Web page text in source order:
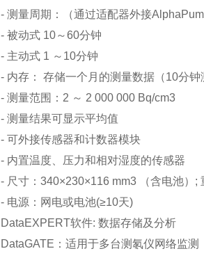
- 测量周期：（通过适配器外接
- 被动式 10～60分钟
- 主动式 1 ～10分钟
- 内存： 存储一个月的测量数据（10分钟
- 测量范围：2 ～ 2 000 000 Bq/cm3
- 测量结果可显示平均值
- 可外接传感器和计数器模块
- 内置温度、压力和相对湿度的传感器
- 尺寸：340×230×116 mm3 （含电池）;
- 电源：网电或电池(≥10天)
DataEXPERT软件: 数据存储及分析
DataGATE：适用于多台测氡仪网络监测